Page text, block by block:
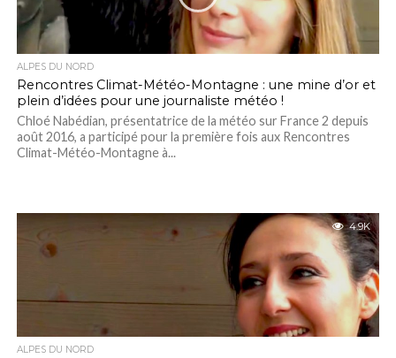
ALPES DU NORD
Rencontres Climat-Météo-Montagne : une mine d’or et
plein d’idées pour une journaliste météo !
Chloé Nabédian, présentatrice de la météo sur France 2 depuis
août 2016, a participé pour la première fois aux Rencontres
Climat-Météo-Montagne à...
4.9K
ALPES DU NORD